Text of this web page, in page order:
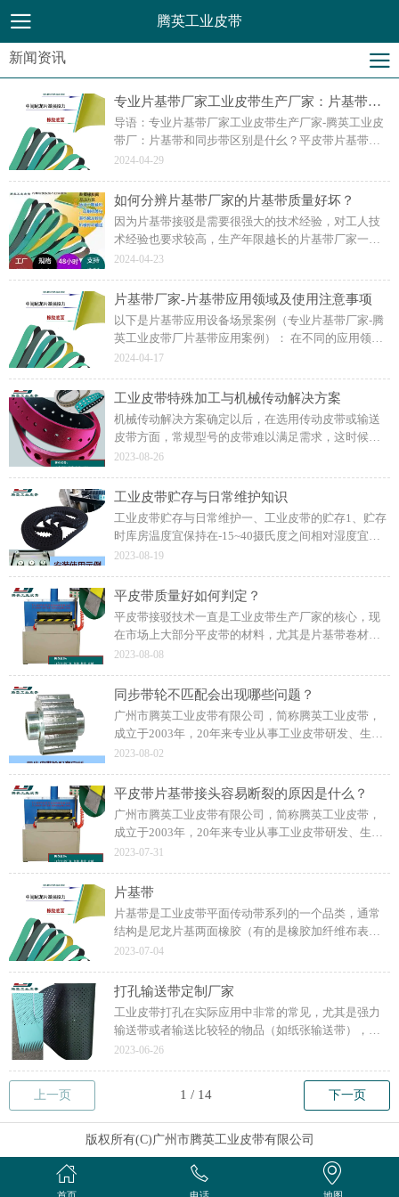
腾英工业皮带
新闻资讯
专业片基带厂家工业皮带生产厂家：片基带和同步带优缺点对比
导语：专业片基带厂家工业皮带生产厂家-腾英工业皮
带厂：片基带和同步带区别是什幺？平皮带片基带的
传动效率略低。平皮带片基带的负载能力相对较弱。
同步传动。
2024-04-29
如何分辨片基带厂家的片基带质量好坏？
因为片基带接驳是需要很强大的技术经验，对工人技
术经验也要求较高，生产年限越长的片基带厂家一般
技术累积好，工人经验丰富。目前市面上的片基带接
2024-04-23
片基带厂家-片基带应用领域及使用注意事项
以下是片基带应用设备场景案例（专业片基带厂家-腾
英工业皮带厂片基带应用案例）： 在不同的应用领域
中，片基带可以根据具体的需求和工况进行定制，以
2024-04-17
工业皮带特殊加工与机械传动解决方案
机械传动解决方案确定以后，在选用传动皮带或输送
皮带方面，常规型号的皮带难以满足需求，这时候工
业皮带特殊加工就应运而生了。工业皮带特殊加工的
的。
2023-08-26
工业皮带贮存与日常维护知识
工业皮带贮存与日常维护一、工业皮带的贮存1、贮存
时库房温度宜保持在-15~40摄氏度之间相对湿度宜保
持在50%~80%之间。同时还从事进口工业皮带
务。
2023-08-19
平皮带质量好如何判定？
平皮带接驳技术一直是工业皮带生产厂家的核心，现
在市场上大部分平皮带的材料，尤其是片基带卷材实
际上差不多，平皮带成品的质量之所以差异大，主要
2023-08-08
同步带轮不匹配会出现哪些问题？
广州市腾英工业皮带有限公司，简称腾英工业皮带，
成立于2003年，20年来专业从事工业皮带研发、生
产、加工、销售为一体的综合性工业传动皮带公司，
2023-08-02
平皮带片基带接头容易断裂的原因是什么？
广州市腾英工业皮带有限公司，简称腾英工业皮带，
成立于2003年，20年来专业从事工业皮带研发、生
产、加工、销售为一体的综合性工业传动皮带公司，
2023-07-31
片基带
片基带是工业皮带平面传动带系列的一个品类，通常
结构是尼龙片基两面橡胶（有的是橡胶加纤维布表
面：如图所示），因此也叫尼龙片基带。包装机械，
送。
2023-07-04
打孔输送带定制厂家
工业皮带打孔在实际应用中非常的常见，尤其是强力
输送带或者输送比较轻的物品（如纸张输送带），如
糊盒机、全自动速印机等。不止平皮带经常加厚打孔
2023-06-26
上一页 下一页
版权所有(C)广州市腾英工业皮带有限公司